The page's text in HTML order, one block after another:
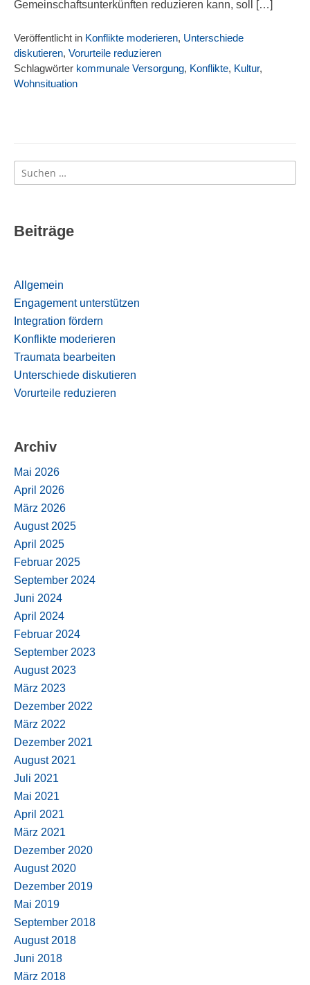
Gemeinschaftsunterkünften reduzieren kann, soll […]
Veröffentlicht in Konflikte moderieren, Unterschiede
diskutieren, Vorurteile reduzieren
Schlagwörter kommunale Versorgung, Konflikte, Kultur,
Wohnsituation
Suchen
nach:
Beiträge
Allgemein
Engagement unterstützen
Integration fördern
Konflikte moderieren
Traumata bearbeiten
Unterschiede diskutieren
Vorurteile reduzieren
Archiv
Mai 2026
April 2026
März 2026
August 2025
April 2025
Februar 2025
September 2024
Juni 2024
April 2024
Februar 2024
September 2023
August 2023
März 2023
Dezember 2022
März 2022
Dezember 2021
August 2021
Juli 2021
Mai 2021
April 2021
März 2021
Dezember 2020
August 2020
Dezember 2019
Mai 2019
September 2018
August 2018
Juni 2018
März 2018